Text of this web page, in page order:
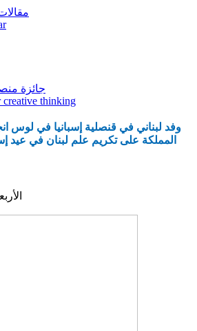
جائزة
creative thinking
وفد لبناني في قنصلية إسبانيا في لوس
المملكة على تكريم علم لبنان في عيد
الأربعاء 18